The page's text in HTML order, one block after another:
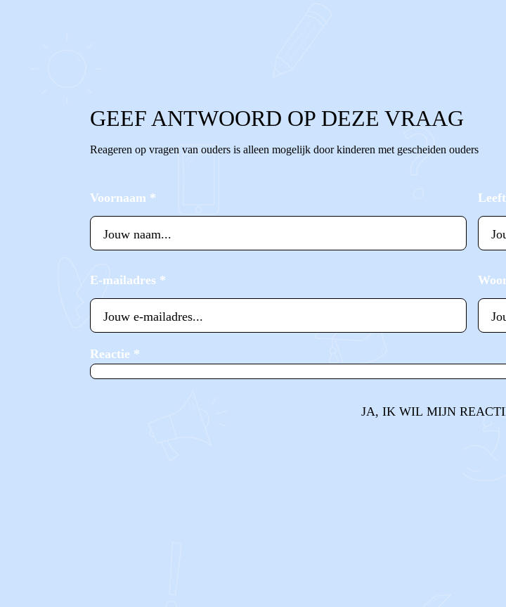
GEEF ANTWOORD OP DEZE VRAAG
Reageren op vragen van ouders is alleen mogelijk door kinderen met gescheiden ouders
Voornaam *
E-mailadres *
Reactie *
JA, IK WIL MIJN